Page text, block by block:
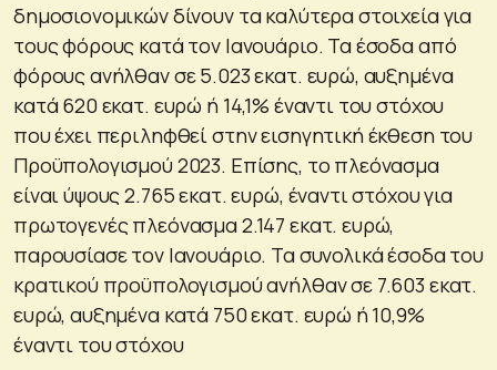
δημοσιονομικών δίνουν τα καλύτερα στοιχεία για
τους φόρους κατά τον Ιανουάριο. Τα έσοδα από
φόρους ανήλθαν σε 5.023 εκατ. ευρώ, αυξημένα
κατά 620 εκατ. ευρώ ή 14,1% έναντι του στόχου
που έχει περιληφθεί στην εισηγητική έκθεση του
Προϋπολογισμού 2023. Επίσης, το πλεόνασμα
είναι ύψους 2.765 εκατ. ευρώ, έναντι στόχου για
πρωτογενές πλεόνασμα 2.147 εκατ. ευρώ,
παρουσίασε τον Ιανουάριο. Τα συνολικά έσοδα του
κρατικού προϋπολογισμού ανήλθαν σε 7.603 εκατ.
ευρώ, αυξημένα κατά 750 εκατ. ευρώ ή 10,9%
έναντι του στόχου